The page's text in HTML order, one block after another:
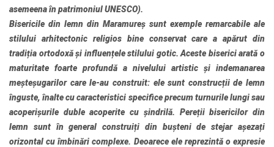
asemeena în patrimoniulUNESCO).
Bisericile din lemn din Maramureș sunt exemple remarcabile ale
stilului arhitectonic religios bine conservat care a apărut din
tradiția ortodoxă și influențele stilului gotic. Aceste biserici arată o
maturitate foarte profundă a nivelului artistic și indemanarea
meșteșugarilor care le-au construit: ele sunt construcții de lemn
înguste, înalte cu caracteristici specifice precum turnurile lungi sau
acoperișurile duble acoperite cu șindrilă. Pereții bisericilor din
lemn sunt în general construiți din bușteni de stejar așezați
orizontal cu îmbinări complexe. Deoarece ele reprezintă o expresie